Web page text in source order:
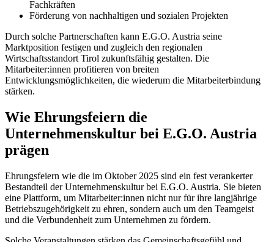
Fachkräften
Förderung von nachhaltigen und sozialen Projekten
Durch solche Partnerschaften kann E.G.O. Austria seine
Marktposition festigen und zugleich den regionalen
Wirtschaftsstandort Tirol zukunftsfähig gestalten. Die
Mitarbeiter:innen profitieren von breiten
Entwicklungsmöglichkeiten, die wiederum die Mitarbeiterbindung
stärken.
Wie Ehrungsfeiern die
Unternehmenskultur bei E.G.O. Austria
prägen
Ehrungsfeiern wie die im Oktober 2025 sind ein fest verankerter
Bestandteil der Unternehmenskultur bei E.G.O. Austria. Sie bieten
eine Plattform, um Mitarbeiter:innen nicht nur für ihre langjährige
Betriebszugehörigkeit zu ehren, sondern auch um den Teamgeist
und die Verbundenheit zum Unternehmen zu fördern.